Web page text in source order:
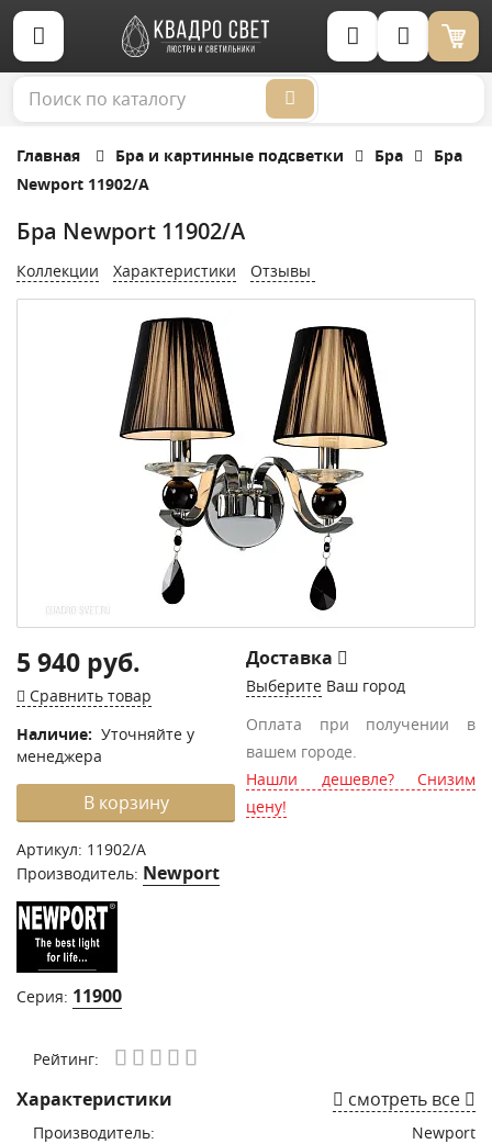
Корзина (0)
Главная Бра и картинные подсветки Бра
Бра
Newport 11902/A
Бра Newport 11902/A
Коллекции Характеристики Отзывы
5 940 руб.
Сравнить товар
Наличие: Уточняйте у
менеджера
В корзину
Артикул: 11902/A
Производитель: Newport
Серия: 11900
Доставка
Выберите Ваш город
Оплата при получении в
вашем городе.
Нашли дешевле? Снизим
цену!
Рейтинг:
Характеристики смотреть все
Производитель:
Newport